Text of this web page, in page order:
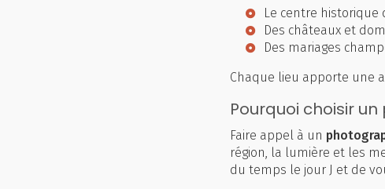
Le centre
Des châteaux et
Des mariages
Chaque lieu apporte une
Pourquoi choisir
Faire appel à un
région, la lumière et les
du temps le jour J et de